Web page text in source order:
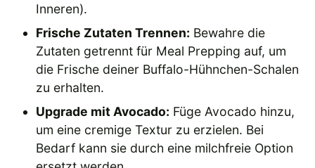
Inneren).
Frische Zutaten Trennen: Bewahre die
Zutaten getrennt für Meal Prepping auf, um
die Frische deiner Buffalo-Hühnchen-Schalen
zu erhalten.
Upgrade mit Avocado: Füge Avocado hinzu,
um eine cremige Textur zu erzielen. Bei
Bedarf kann sie durch eine milchfreie Option